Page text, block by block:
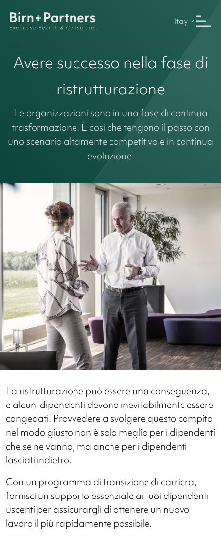
Italy
Avere successo nella fase di
ristrutturazione
Le organizzazioni sono in una fase di continua
trasformazione. È così che tengono il passo con
uno scenario altamente competitivo e in continua
evoluzione.
La ristrutturazione può essere una conseguenza,
e alcuni dipendenti devono inevitabilmente essere
congedati. Provvedere a svolgere questo compito
nel modo giusto non è solo meglio per i dipendenti
che se ne vanno, ma anche per i dipendenti
lasciati indietro.
Con un programma di transizione di carriera,
fornisci un supporto essenziale ai tuoi dipendenti
uscenti per assicurargli di ottenere un nuovo
lavoro il più rapidamente possibile.